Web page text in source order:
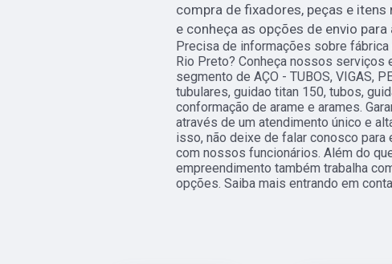
compra de fixadores, peças e
e conheça as opções de envio para
Precisa de informações sobre
Rio Preto? Conheça nossos
segmento de AÇO - TUBOS, VIGAS,
tubulares, guidao titan 150, tubos,
conformação de arame e arames.
através de um atendimento único e
isso, não deixe de falar conosco
com nossos funcionários. Além do
empreendimento também trabalha
opções. Saiba mais entrando em